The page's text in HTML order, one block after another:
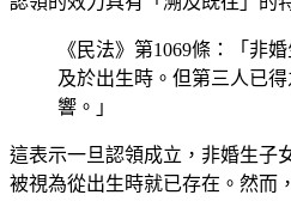
《民法》第1069條：「非
及於出生時。但第三人已
響。」
這表示一旦認領成立，非婚生子
被視為從出生時就已存在。然